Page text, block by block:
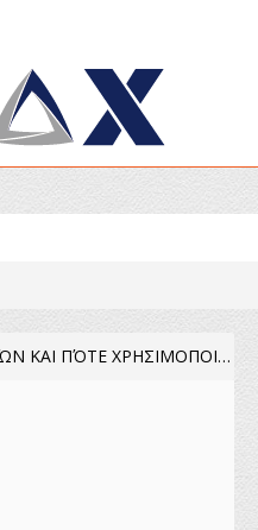
και πότε
ΥΛΙΚΆ ΚΑΤΆΣΒΕΣΗΣ ΠΥΡΚΑΓΙΏΝ ΚΑΙ ΠΌΤΕ ΧΡΗΣΙΜΟΠΟΙΟΎΝΤΑΙ